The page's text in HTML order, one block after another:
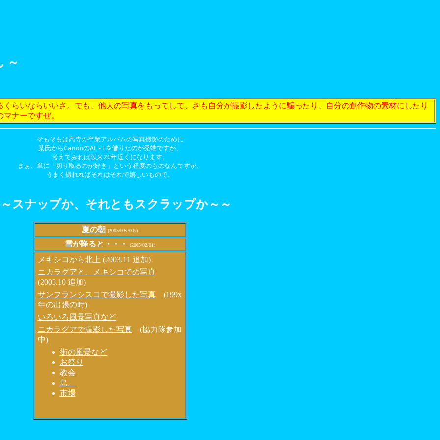
～
らいならいいさ。でも、他人の写真をもってして、さも自分が撮影したように騙ったり、自分の創作物の素材にしたり
ナーですぜ。
そもそもは高専の卒業アルバムの写真撮影のために
某氏からCanonのAE-1を借りたのが発端ですが、
考えてみれば以来20年近くになります。
まぁ、単に「切り取るのが好き」という程度のものなんですが、
うまく撮れればそれはそれで嬉しいもので。
～スナップか、それともスクラップか～～
夏の朝 (2005/0８/0６)
雪が降ると・・・ (2005/02/01)
メキシコから北上 (2003.11 追加)
ニカラグアと、メキシコでの写真
(2003.10 追加)
サンフランシスコで撮影した写真(199x
年の出張の時)
いろいろ風景写真など
ニカラグアで撮影した写真(協力隊参加
中)
街の風景など
お祭り
教会
島。
市場